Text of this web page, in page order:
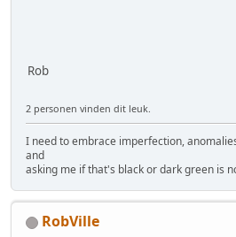
Rob
2 personen vinden dit leuk.
I need to embrace imperfection,
and
asking me if that's black or dark green is
RobVille